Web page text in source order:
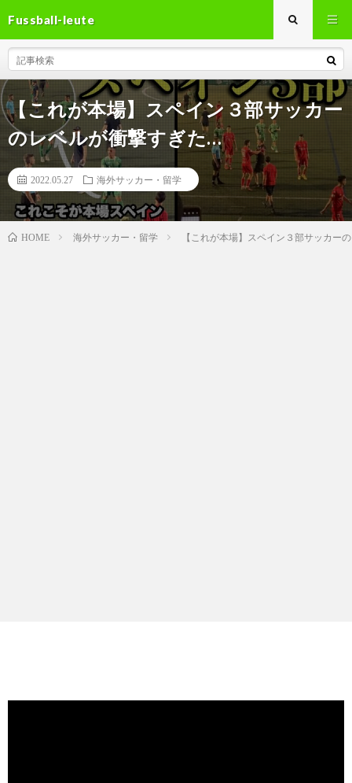
Fussball-leute
【これが本場】スペイン３部サッカー
のレベルが衝撃すぎた…
2022.05.27 海外サッカー・留学
HOME 海外サッカー・留学 【これが本場】スペイン３部サッカー